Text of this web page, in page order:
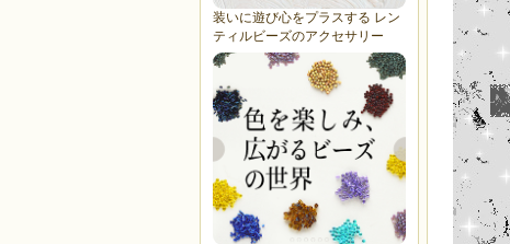
装いに遊び心をプラスする レン
ティルビーズのアクセサリー